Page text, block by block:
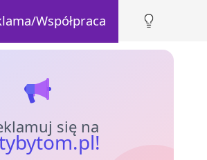
Współpraca
się na